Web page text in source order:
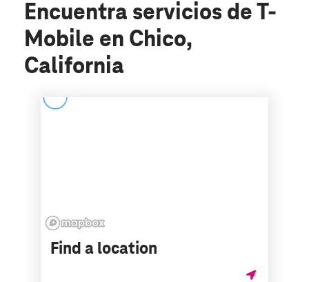
Encuentra servicios de T-
Mobile en Chico,
California
Find a location